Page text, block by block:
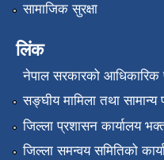
सामाजिक सुरक्षा
लिंक
नेपाल सरकारको आधिकारिक
सङ्‍घीय मामिला तथा सामान्य
जिल्ला प्रशासन कार्यालय
जिल्ला समन्वय समितिको